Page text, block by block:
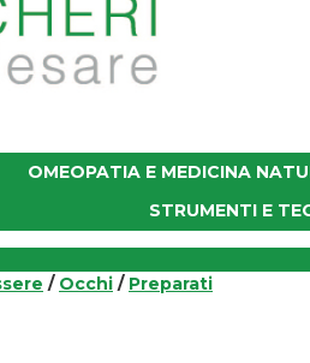
OMEOPATIA E MEDICINA
STRUMENTI E
/ Occhi / Preparati